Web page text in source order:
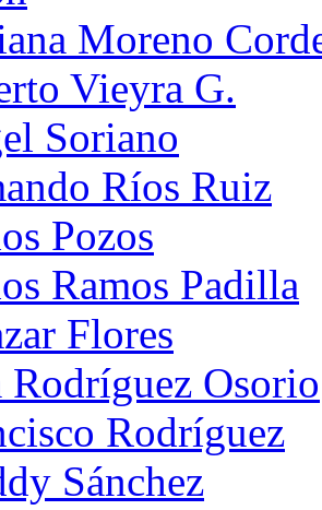
Moreno
Vieyra G.
Soriano
Ríos Ruiz
Pozos
Ramos Padilla
Flores
Rodríguez Osorio
Rodríguez
Sánchez